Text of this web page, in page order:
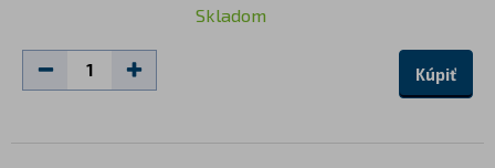
Skladom
Kúpiť